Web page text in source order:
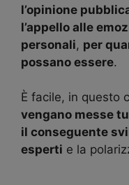
l’opinione
l’appello alle
personali, per
possano essere.
È facile, in questo
vengano messe
il conseguente
esperti e la